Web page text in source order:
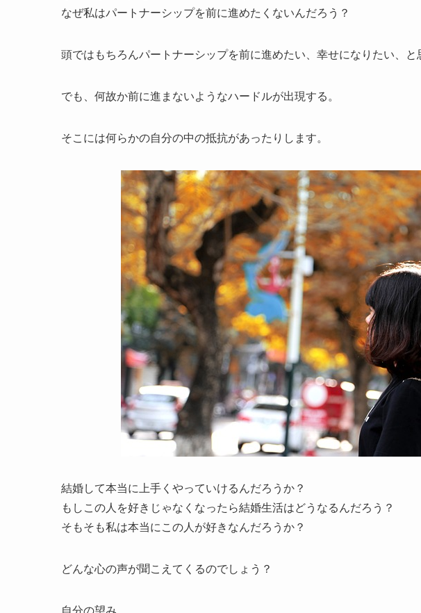
なぜ私はパートナーシップを前に進めたくないんだろう？
頭ではもちろんパートナーシップを前に進めたい、幸せになりたい、と
でも、何故か前に進まないようなハードルが出現する。
そこには何らかの自分の中の抵抗があったりします。
結婚して本当に上手くやっていけるんだろうか？
もしこの人を好きじゃなくなったら結婚生活はどうなるんだろう？
そもそも私は本当にこの人が好きなんだろうか？
どんな心の声が聞こえてくるのでしょう？
自分の望み